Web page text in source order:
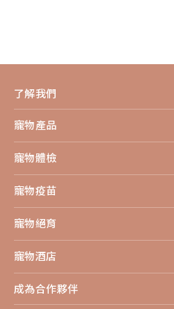
了解我們
寵物產品
寵物體檢
寵物疫苗
寵物絕育
寵物酒店
成為合作夥伴